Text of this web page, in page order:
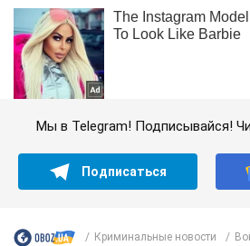
Мы в Telegram! Подписывайся!
Подписаться
Криминальные новости